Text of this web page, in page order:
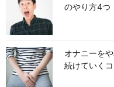
のやり方4つ
オナニーを
続けていくコ